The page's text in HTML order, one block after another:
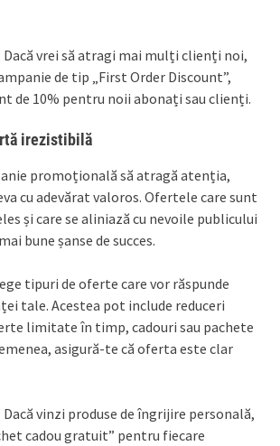
Dacă vrei să atragi mai mulți clienți noi,
de tip „First Order Discount”,
de 10% pentru noii abonați sau clienți.
irezistibilă
promoțională să atragă atenția,
cu adevărat valoros. Ofertele care sunt
și care se aliniază cu nevoile publicului
bune șanse de succes.
tipuri de oferte care vor răspunde
tale. Acestea pot include reduceri
limitate în timp, cadouri sau pachete
asigură-te că oferta este clar
Dacă vinzi produse de îngrijire personală,
cadou gratuit” pentru fiecare